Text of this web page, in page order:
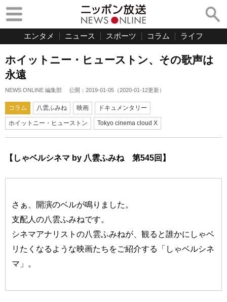
エンタメ ニュース スポーツ コラム ライフ
ホイットニー・ヒューストン、その歌声は
永遠
NEWS ONLINE 編集部 公開： 2019-01-05 （2020-01-12更新）
コラム 八雲ふみね 映画 ドキュメンタリー
ホイットニー・ヒューストン Tokyo cinema cloud X
【しゃベルシネマ by 八雲ふみね 第545回】
さぁ、開演のベルが鳴りました。
支配人の八雲ふみねです。
シネマアナリストの八雲ふみねが、観ると誰かにしゃベ
リたくなるような映画たちをご紹介する「しゃベルシネ
マ」。